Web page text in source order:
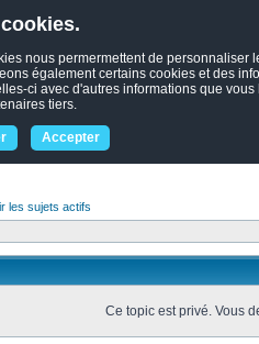
nous permermettent de
également certains cookies et des
ci avec d'autres informations que
tiers.
Accepter
les sujets actifs
Ce topic est privé. Vous